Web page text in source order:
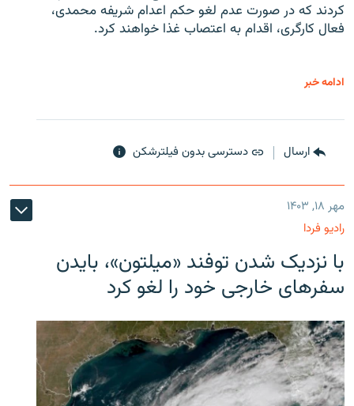
کردند که در صورت عدم لغو حکم اعدام شریفه محمدی،
فعال کارگری، اقدام به اعتصاب غذا خواهند کرد.
ادامه خبر
ارسال دسترسی بدون فیلترشکن
مهر ۱۸, ۱۴۰۳
رادیو فردا
با نزدیک شدن توفند «میلتون»، بایدن
سفرهای خارجی خود را لغو کرد